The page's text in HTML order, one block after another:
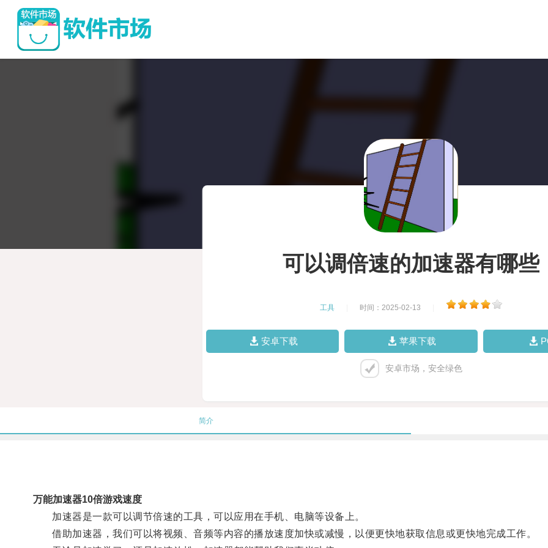
可以调倍速的加速器有哪些
工具 时间：2025-02-13
安卓下载 苹果下载
安卓市场，安全绿色
简介
万能加速器10倍游戏速度
加速器是一款可以调节倍速的工具，可以应用在手机、电脑等设备上。
借助加速器，我们可以将视频、音频等内容的播放速度加快或减慢，以便更快地获取信息或更快地完成工作。